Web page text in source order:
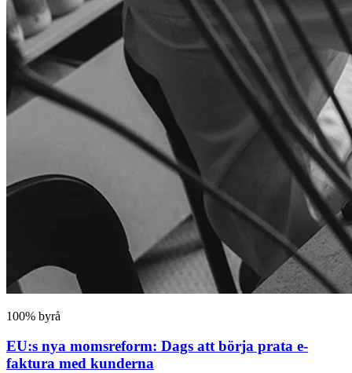
100% byrå
EU:s nya momsreform: Dags att börja prata e-
faktura med kunderna